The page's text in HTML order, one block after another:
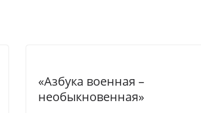
«Азбука военная –
необыкновенная»